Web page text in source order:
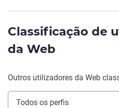
Classificação de
da Web
Outros utilizadores da Web
Todos os perfis